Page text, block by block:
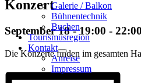
Galerie / Balkon
Bühnentechnik
Buchen
Tourismusregion
Kontakt
Anreise
Impressum
Konzert
September 18 - 19:00 - 22:00
Die Konzerte finden im gesamten